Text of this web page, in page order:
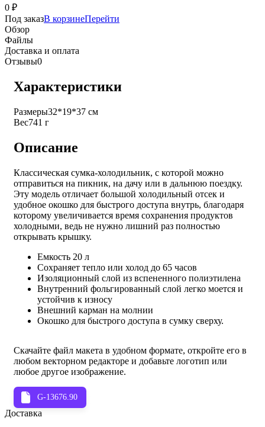
0 ₽
Под заказВ корзинеПерейти
Обзор
Файлы
Доставка и оплата
Отзывы0
Характеристики
Размеры32*19*37 см
Вес741 г
Описание
Классическая сумка-холодильник, с которой можно
отправиться на пикник, на дачу или в дальнюю поездку.
Эту модель отличает большой холодильный отсек и
удобное окошко для быстрого доступа внутрь, благодаря
которому увеличивается время сохранения продуктов
холодными, ведь не нужно лишний раз полностью
открывать крышку.
Емкость 20 л
Сохраняет тепло или холод до 65 часов
Изоляционный слой из вспененного полиэтилена
Внутренний фольгированный слой легко моется и
устойчив к износу
Внешний карман на молнии
Окошко для быстрого доступа в сумку сверху.
Скачайте файл макета в удобном формате, откройте его в
любом векторном редакторе и добавьте логотип или
любое другое изображение.
G-13676.90
Доставка